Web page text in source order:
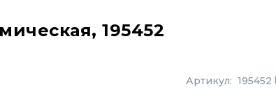
195452
Артикул: 195452